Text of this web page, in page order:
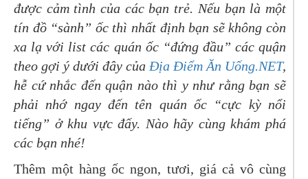
được cảm tình của các bạn trẻ. Nếu bạn là một
tín đồ “sành” ốc thì nhất định bạn sẽ không còn
xa lạ với list các quán ốc “đứng đầu” các quận
theo gợi ý dưới đây của Địa Điểm Ăn Uống.NET,
hễ cứ nhắc đến quận nào thì y như rằng bạn sẽ
phải nhớ ngay đến tên quán ốc “cực kỳ nổi
tiếng” ở khu vực đấy. Nào hãy cùng khám phá
các bạn nhé!
Thêm một hàng ốc ngon, tươi, giá cả vô cùng